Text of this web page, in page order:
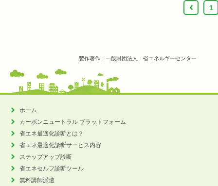
‹ 1
製作著作：一般財団法人 省エネルギーセンター
ホーム
カーボンニュートラル プラットフォーム
省エネ最適化診断とは？
省エネ最適化診断サービス内容
ステップアップ診断
省エネセルフ診断ツール
無料講師派遣